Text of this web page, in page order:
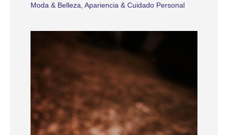
Moda & Belleza Apariencia & Cuidado Personal